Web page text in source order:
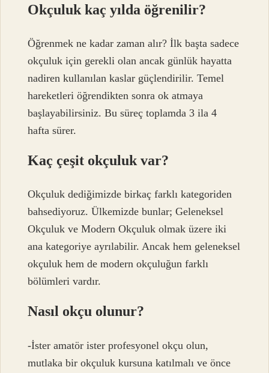
Okçuluk kaç yılda öğrenilir?
Öğrenmek ne kadar zaman alır? İlk başta sadece
okçuluk için gerekli olan ancak günlük hayatta
nadiren kullanılan kaslar güçlendirilir. Temel
hareketleri öğrendikten sonra ok atmaya
başlayabilirsiniz. Bu süreç toplamda 3 ila 4
hafta sürer.
Kaç çeşit okçuluk var?
Okçuluk dediğimizde birkaç farklı kategoriden
bahsediyoruz. Ülkemizde bunlar; Geleneksel
Okçuluk ve Modern Okçuluk olmak üzere iki
ana kategoriye ayrılabilir. Ancak hem geleneksel
okçuluk hem de modern okçuluğun farklı
bölümleri vardır.
Nasıl okçu olunur?
-İster amatör ister profesyonel okçu olun,
mutlaka bir okçuluk kursuna katılmalı ve önce